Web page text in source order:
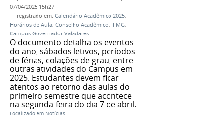
07/04/2025 15h27
— registrado em: Calendário Acadêmico 2025,
Horários de Aula, Conselho Acadêmico, IFMG,
Campus Governador Valadares
O documento detalha os eventos
do ano, sábados letivos, períodos
de férias, colações de grau, entre
outras atividades do Campus em
2025. Estudantes devem ficar
atentos ao retorno das aulas do
primeiro semestre que acontece
na segunda-feira do dia 7 de abril.
Localizado em Notícias